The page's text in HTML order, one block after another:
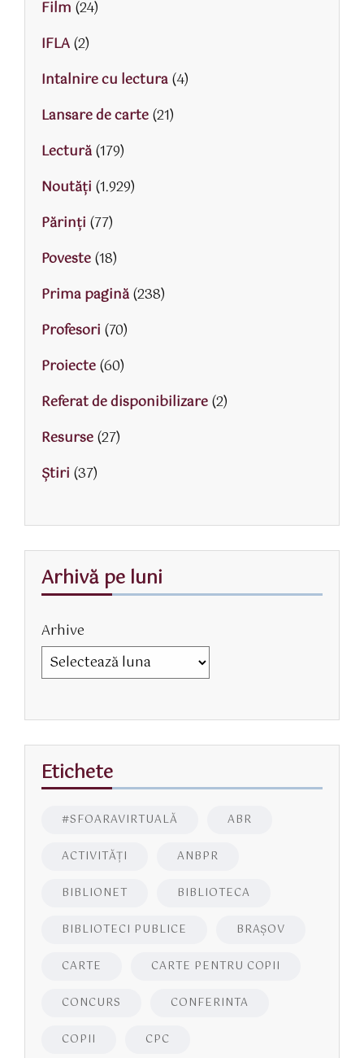
Film (24)
IFLA(2)
Intalnire cu lectura(4)
Lansare de carte(21)
Lectură(179)
Noutăți (1.929)
Părinţi (77)
Poveste(18)
Prima pagină(238)
Profesori (70)
Proiecte(60)
Referat de disponibilizare(2)
Resurse(27)
Știri (37)
Arhivă pe luni
Arhive
Etichete
#SFOARAVIRTUALĂ ABR
ACTIVITĂŢI ANBPR
BIBLIONET BIBLIOTECA
BIBLIOTECI PUBLICE BRAŞOV
CARTE CARTE PENTRU COPII
CONCURS CONFERINTA
COPII CPC